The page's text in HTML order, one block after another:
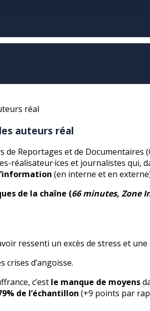
auteurs réal
de Reportages et de Documentaires
réalisateur·ices et journalistes qui,
(en interne et en
de la chaîne (66 minutes, Zone
ressenti un excès de stress et
crises d’angoisse.
c’est le manque de moyens
de l’échantillon (+9 points par